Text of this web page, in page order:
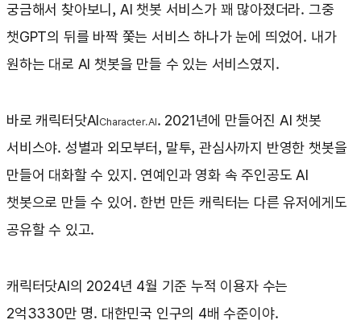
궁금해서 찾아보니, AI 챗봇 서비스가 꽤 많아졌더라. 그중
챗GPT의 뒤를 바짝 쫓는 서비스 하나가 눈에 띄었어. 내가
원하는 대로 AI 챗봇을 만들 수 있는 서비스였지.
바로 캐릭터닷AICharacter.AI. 2021년에 만들어진 AI 챗봇
서비스야. 성별과 외모부터, 말투, 관심사까지 반영한 챗봇을
만들어 대화할 수 있지. 연예인과 영화 속 주인공도 AI
챗봇으로 만들 수 있어. 한번 만든 캐릭터는 다른 유저에게도
공유할 수 있고.
캐릭터닷AI의 2024년 4월 기준 누적 이용자 수는
2억3330만 명. 대한민국 인구의 4배 수준이야.